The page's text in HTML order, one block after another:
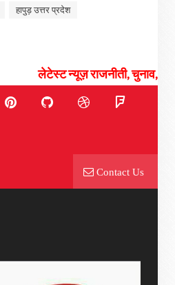
हापुड़ उत्तर प्रदेश
लेटेस्ट न्यूज़ राजनीती, चुनाव, सियासी
Contact Us